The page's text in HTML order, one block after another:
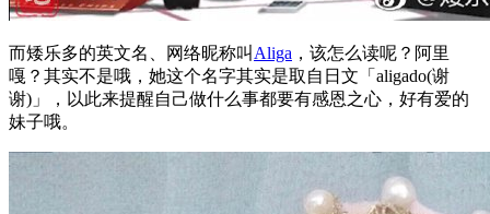
而矮乐多的英文名、网络昵称叫 Aliga ，该怎么读呢？阿里
嘎？其实不是哦，她这个名字其实是取自日文「aligado(谢
谢)」，以此来提醒自己做什么事都要有感恩之心，好有爱的
妹子哦。